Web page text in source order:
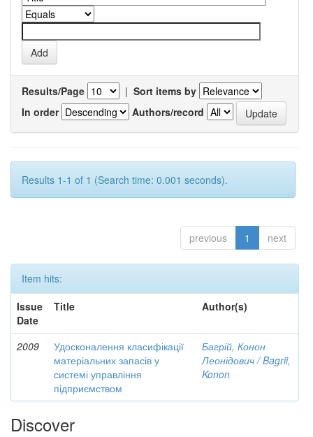
Results/Page | Sort items by
In order
Authors/record
Results 1-1 of 1 (Search time: 0.001 seconds).
previous 1 next
Item hits:
Issue
Date
Title Author(s)
2009
Удосконалення класифікації
матеріальних запасів у
системі управління
підприємством
Багрій, Конон
Леонідович / Bagrii,
Konon
Discover